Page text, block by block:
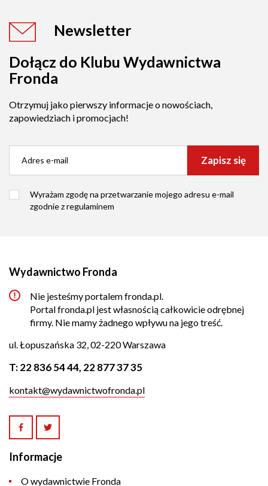
Newsletter
Dołącz do Klubu Wydawnictwa
Fronda
Otrzymuj jako pierwszy informacje o nowościach,
zapowiedziach i promocjach!
Zapisz się
Wyrażam zgodę na przetwarzanie mojego adresu e-mail
zgodnie zregulaminem
Wydawnictwo Fronda
Nie jesteśmy portalem fronda.pl.
Portal fronda.pl jest własnością całkowicie odrębnej
firmy. Nie mamy żadnego wpływu na jego treść.
ul. Łopuszańska 32, 02-220 Warszawa
T:22 836 54 44, 22 877 37 35
kontakt@wydawnictwofronda.pl
Informacje
O wydawnictwie Fronda